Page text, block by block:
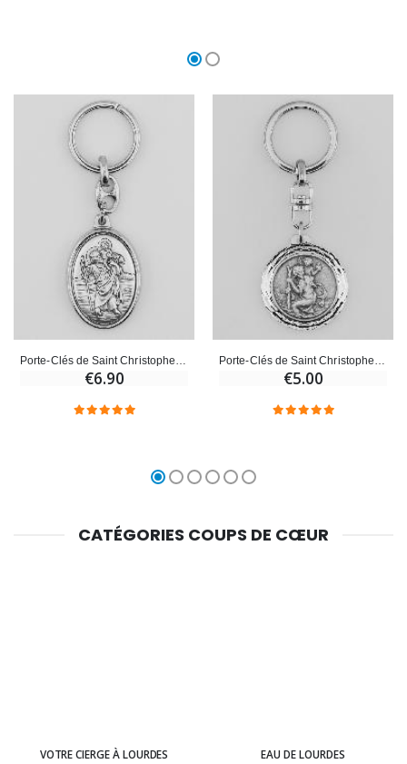
€6.90 €5.00
CATÉGORIES COUPS DE CŒUR
VOTRE CIERGE À LOURDES EAU DE LOURDES